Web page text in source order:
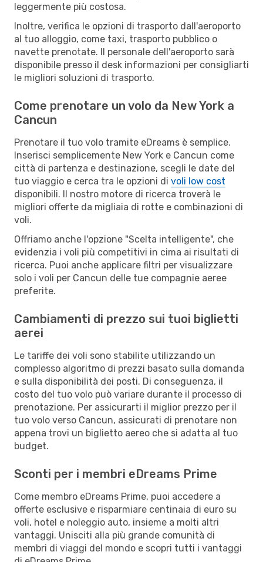
leggermente più costosa.
Inoltre, verifica le opzioni di trasporto dall'aeroporto
al tuo alloggio, come taxi, trasporto pubblico o
navette prenotate. Il personale dell'aeroporto sarà
disponibile presso il desk informazioni per consigliarti
le migliori soluzioni di trasporto.
Come prenotare un volo da New York a
Cancun
Prenotare il tuo volo tramite eDreams è semplice.
Inserisci semplicemente New York e Cancun come
città di partenza e destinazione, scegli le date del
tuo viaggio e cerca tra le opzioni di voli low cost
disponibili. Il nostro motore di ricerca troverà le
migliori offerte da migliaia di rotte e combinazioni di
voli.
Offriamo anche l'opzione "Scelta intelligente", che
evidenzia i voli più competitivi in cima ai risultati di
ricerca. Puoi anche applicare filtri per visualizzare
solo i voli per Cancun delle tue compagnie aeree
preferite.
Cambiamenti di prezzo sui tuoi biglietti
aerei
Le tariffe dei voli sono stabilite utilizzando un
complesso algoritmo di prezzi basato sulla domanda
e sulla disponibilità dei posti. Di conseguenza, il
costo del tuo volo può variare durante il processo di
prenotazione. Per assicurarti il miglior prezzo per il
tuo volo verso Cancun, assicurati di prenotare non
appena trovi un biglietto aereo che si adatta al tuo
budget.
Sconti per i membri eDreams Prime
Come membro eDreams Prime, puoi accedere a
offerte esclusive e risparmiare centinaia di euro su
voli, hotel e noleggio auto, insieme a molti altri
vantaggi. Unisciti alla più grande comunità di
membri di viaggi del mondo e scopri tutti i vantaggi